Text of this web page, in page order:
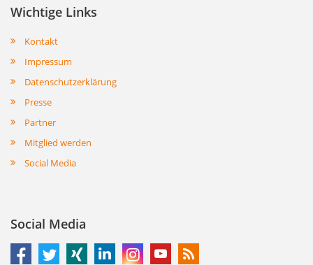
Wichtige Links
Kontakt
Impressum
Datenschutzerklärung
Presse
Partner
Mitglied werden
Social Media
Social Media